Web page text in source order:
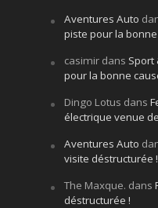
Aventures Auto
piste pour la bonne
casimirdans Sport
pour la bonne
Dingo Lotus dans
électrique venue
Aventures Auto
visite déstructurée !
The Maxque. dans
déstructurée !